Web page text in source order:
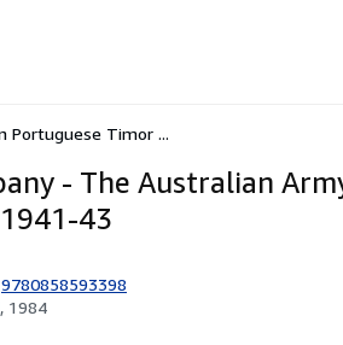
Portuguese Timor ...
- The Australian
43
9780858593398
1984